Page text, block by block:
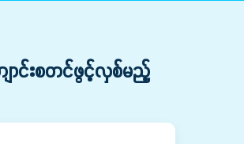
ာင်းစတင်ဖွင့်လှစ်မည့်